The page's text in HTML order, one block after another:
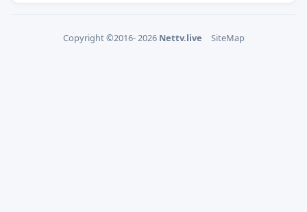
Copyright ©2016- 2026 Nettv.live SiteMap